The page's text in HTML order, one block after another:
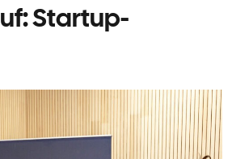
Startup-